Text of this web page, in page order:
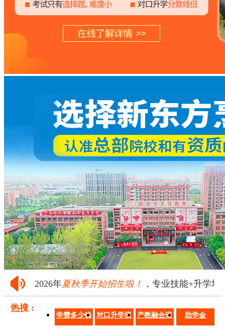
2026年夏秋季开始招生啦！ ，专业技能+升学培
热搜 :
学费多少钱 对口升学班 产教融合班 助学金